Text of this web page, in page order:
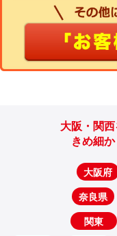
大阪・関西
きめ細
大阪府
奈良県
関東